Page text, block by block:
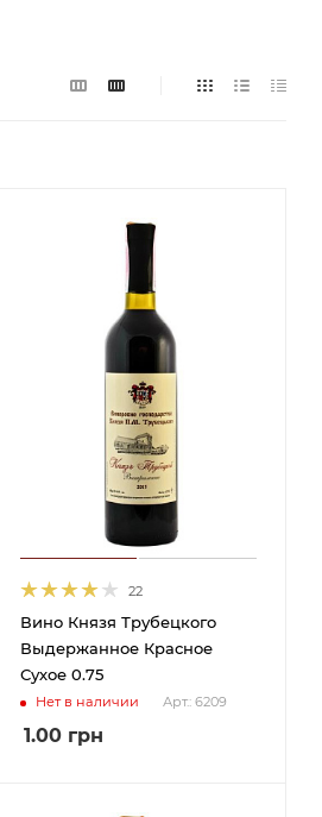
22
Вино Князя Трубецкого
Выдержанное Красное
Сухое 0.75
Нет в наличии Арт.: 6209
1.00грн